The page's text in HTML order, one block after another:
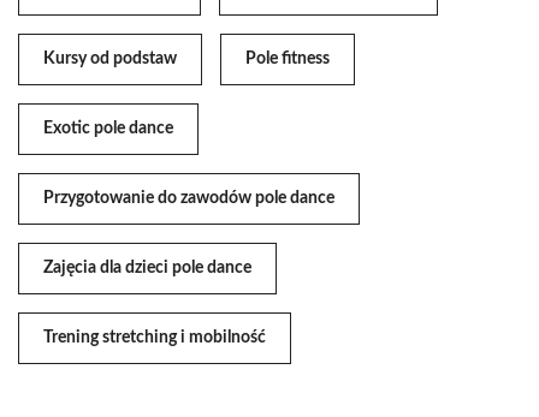
Kursy od podstaw Pole fitness
Exotic pole dance
Przygotowanie do zawodów pole dance
Zajęcia dla dzieci pole dance
Trening stretching i mobilność